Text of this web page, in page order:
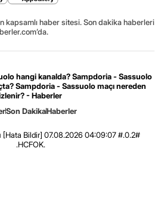
kapsamlı haber sitesi. Son dakika haberleri
hangi kanalda? Sampdoria - Sassuolo
Sampdoria - Sassuolo maçı nereden
- Haberler
Son DakikaHaberler
[Hata Bildir] 07.08.2026 04:09:07 #.0.2#
.HCFOK.